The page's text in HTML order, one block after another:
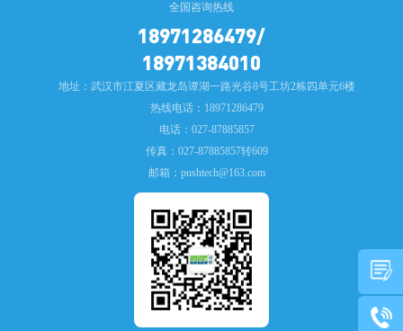
全国咨询热线
18971286479/
18971384010
地址：武汉市江夏区藏龙岛谭湖一路光谷8号工坊2栋四单元6楼
热线电话：18971286479
电话：027-87885857
传真：027-87885857转609
邮箱：pushtech@163.com